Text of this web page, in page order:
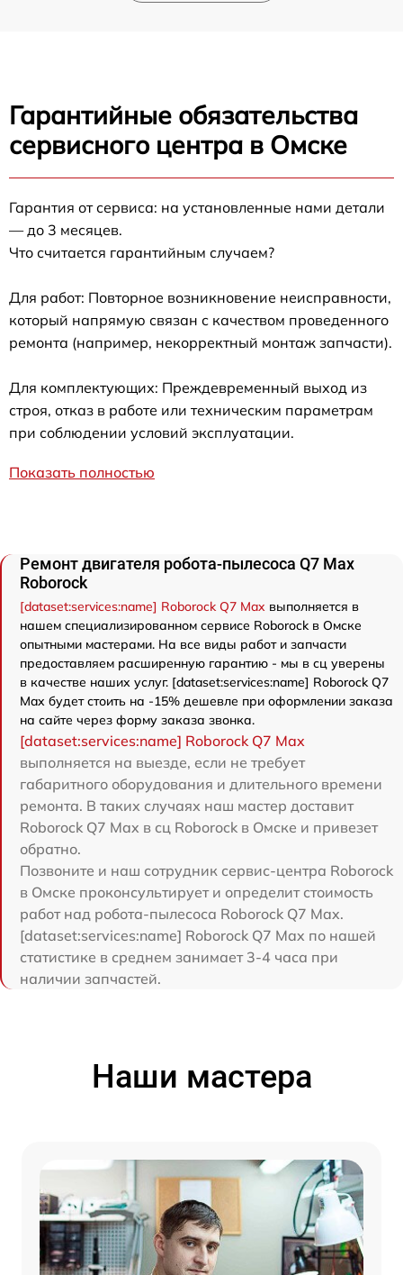
Гарантийные обязательства
сервисного центра в Омске
Гарантия от сервиса: на установленные нами детали
— до 3 месяцев.
Что считается гарантийным случаем?
Для работ: Повторное возникновение неисправности,
который напрямую связан с качеством проведенного
ремонта (например, некорректный монтаж запчасти).
Для комплектующих: Преждевременный выход из
строя, отказ в работе или техническим параметрам
при соблюдении условий эксплуатации.
Показать полностью
Ремонт двигателя робота-пылесоса Q7 Max
Roborock
[dataset:services:name] Roborock Q7 Max выполняется в
нашем специализированном сервисе Roborock в Омске
опытными мастерами. На все виды работ и запчасти
предоставляем расширенную гарантию - мы в сц уверены
в качестве наших услуг. [dataset:services:name] Roborock Q7
Max будет стоить на -15% дешевле при оформлении заказа
на сайте через форму заказа звонка.
[dataset:services:name] Roborock Q7 Max
выполняется на выезде, если не требует
габаритного оборудования и длительного времени
ремонта. В таких случаях наш мастер доставит
Roborock Q7 Max в сц Roborock в Омске и привезет
обратно.
Позвоните и наш сотрудник сервис-центра Roborock
в Омске проконсультирует и определит стоимость
работ над робота-пылесоса Roborock Q7 Max.
[dataset:services:name] Roborock Q7 Max по нашей
статистике в среднем занимает 3-4 часа при
наличии запчастей.
Наши мастера